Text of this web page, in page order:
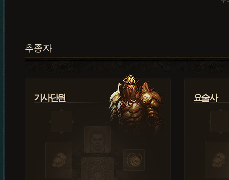
추종자
기사단원 요술사